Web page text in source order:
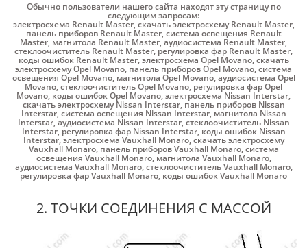
Обычно пользователи нашего сайта находят эту страницу по
следующим запросам:
электросхема Renault Master,скачать электросхему Renault Master,
панель приборов Renault Master,система освещения Renault
Master, магнитола Renault Master,аудиосистема Renault Master,
стеклоочиститель Renault Master, регулировка фар Renault Master,
коды ошибок Renault Master,электросхема Opel Movano,скачать
электросхему Opel Movano, панель приборов Opel Movano,система
освещения Opel Movano, магнитола Opel Movano,аудиосистема Opel
Movano,стеклоочиститель Opel Movano, регулировка фар Opel
Movano, коды ошибок Opel Movano,электросхема Nissan Interstar,
скачать электросхему Nissan Interstar, панель приборов Nissan
Interstar,система освещения Nissan Interstar, магнитола Nissan
Interstar,аудиосистема Nissan Interstar,стеклоочиститель Nissan
Interstar, регулировка фар Nissan Interstar, коды ошибок Nissan
Interstar,электросхема Vauxhall Monaro,скачать электросхему
Vauxhall Monaro, панель приборов Vauxhall Monaro,система
освещения Vauxhall Monaro, магнитола Vauxhall Monaro,
аудиосистема Vauxhall Monaro,стеклоочиститель Vauxhall Monaro,
регулировка фар Vauxhall Monaro, коды ошибок Vauxhall Monaro
2. ТОЧКИ СОЕДИНЕНИЯ С МАССОЙ